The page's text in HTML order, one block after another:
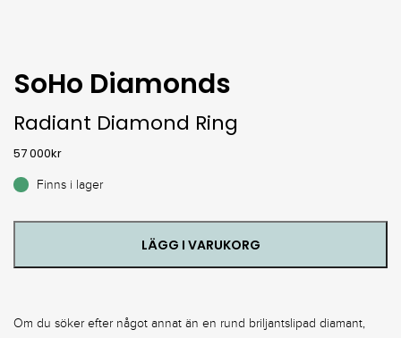
SoHo Diamonds
Radiant Diamond Ring
57 000kr
Finns i lager
LÄGG I VARUKORG
Om du söker efter något annat än en rund briljantslipad diamant,